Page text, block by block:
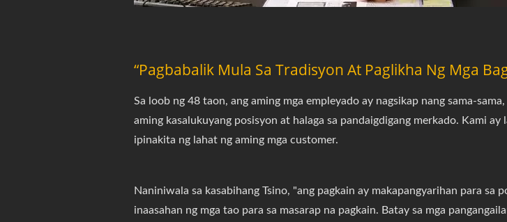
“Pagbabalik Mula Sa Tradisyon At Paglikha Ng Mga
Sa loob ng 48 taon, ang aming mga empleyado ay nagsikap nang sama-
aming kasalukuyang posisyon at halaga sa pandaigdigang merkado. Kami
ipinakita ng lahat ng aming mga customer.
Naniniwala sa kasabihang Tsino, "ang pagkain ay makapangyarihan para sa
inaasahan ng mga tao para sa masarap na pagkain. Batay sa mga